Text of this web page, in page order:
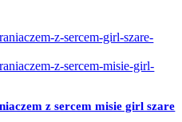
z sercem misie girl szare